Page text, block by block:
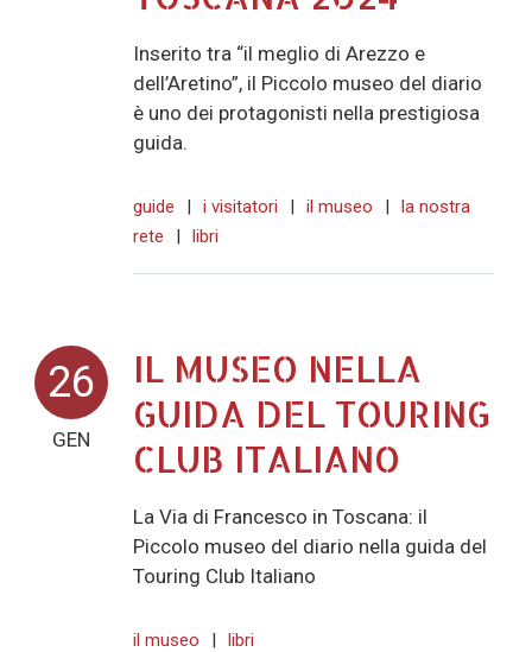
Inserito tra “il meglio di Arezzo e
dell’Aretino”, il Piccolo museo del diario
è uno dei protagonisti nella prestigiosa
guida.
guide | i visitatori | il museo |
la nostra
rete
| libri
26
GEN
IL MUSEO NELLA
GUIDA DEL TOURING
CLUB ITALIANO
La Via di Francesco in Toscana: il
Piccolo museo del diario nella guida del
Touring Club Italiano
il museo | libri